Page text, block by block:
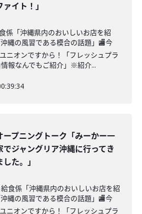
ァイト！」
係「沖縄県内のおいしいお店を紹
縄の風習である模合の話題」🏬今
ニオンですから！「フレッシュプラ
報なんでもご紹介」※紹介...
ープニングトーク「みーかー一
でジャングリア沖縄に行ってき
した。」
食係「沖縄県内のおいしいお店を紹
縄の風習である模合の話題」🏬今
ニオンですから！「フレッシュプラ